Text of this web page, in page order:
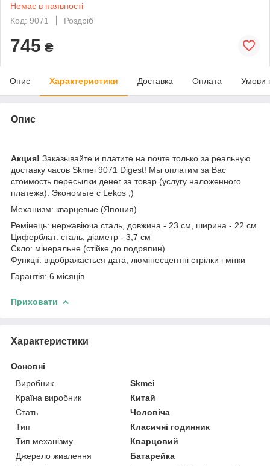
Немає в наявності
Код: 9071
Роздріб
745 ₴
Опис Характеристики Доставка Оплата Умови
Опис
Акция! Заказывайте и платите на почте только за реальную
доставку часов Skmei 9071 Digest! Мы оплатим за Вас
стоимость пересылки денег за товар (услугу наложенного
платежа). Экономьте с Lekos ;)
Механизм: кварцевые (Япония)
Ремінець: нержавіюча сталь, довжина - 23 см, ширина - 22 см
Циферблат: сталь, діаметр - 3,7 см
Скло: мінеральне (стійке до подряпин)
Функції: відображається дата, люмінесцентні стрілки і мітки
Гарантія: 6 місяців
Приховати
Характеристики
Основні
Виробник
Skmei
Країна виробник
Китай
Стать
Чоловіча
Тип
Класичні годинник
Тип механізму
Кварцовий
Джерело живлення
Батарейка